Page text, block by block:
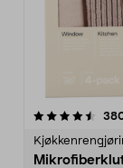
4.5av 5